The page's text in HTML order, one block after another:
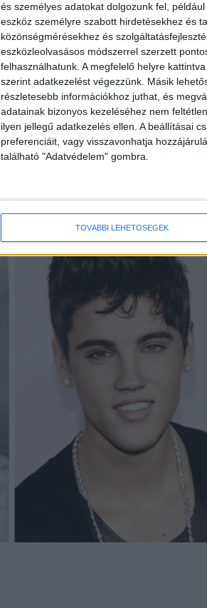
és személyes adatokat dolgozunk fel,
eszköz személyre szabott hirdetésekhez és
közönségmérésekhez és
eszközleolvasásos módszerrel szerzett
felhasználhatunk. A megfelelő helyre
szerint adatkezelést végezzünk. Másik
részletesebb információkhoz juthat, és
adatainak bizonyos kezeléséhez nem
ilyen jellegű adatkezelés ellen. A beállításai
preferenciáit, vagy visszavonhatja
található "Adatvédelem" gombra.
TOVÁBBI LEHETŐSÉGEK